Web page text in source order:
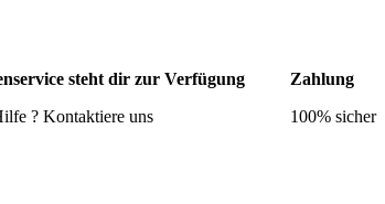
steht dir zur Verfügung
? Kontaktiere uns
Zahlung
100% sicher